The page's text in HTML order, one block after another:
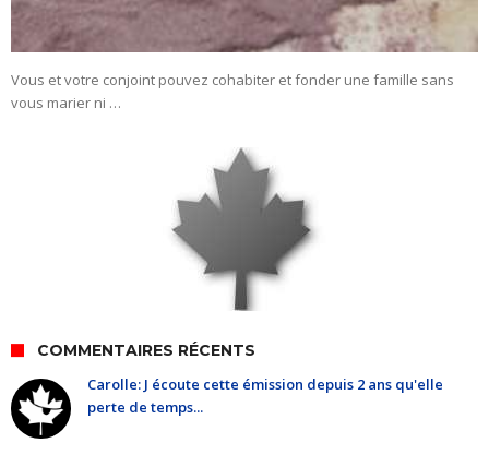
Vous et votre conjoint pouvez cohabiter et fonder une famille sans
vous marier ni …
COMMENTAIRES RÉCENTS
Carolle: J écoute cette émission depuis 2 ans qu'elle
perte de temps...